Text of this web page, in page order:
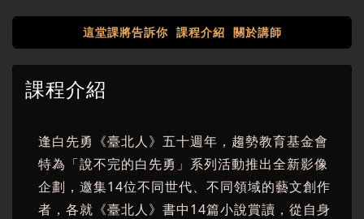
這堂課將告訴你 課程介紹 關於講師
課程介紹
逢白先勇《臺北人》五十週年，趨勢教育基金會
特為「說不完的白先勇」系列活動推出全新影像
企劃，邀集14位不同世代、不同領域的藝文創作
者，各就《臺北人》書中14篇小說賞讀，從自身